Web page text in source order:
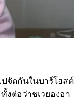
จัดกันในบาร์โฮสต์
งต่อว่าชเวยองอา